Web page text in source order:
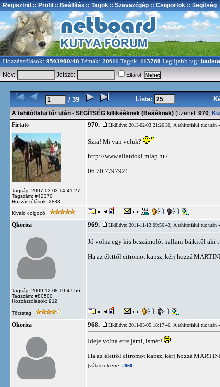
Regisztrál :: Profil :: Beállítás :: Tagok :: Szavazógép :: Csoportok :: Segítség
Hozzászólások: 9503900/48 Témák: 20611 Tagok: 113766 Legújabb tag: batista
Név:
Jelszó: Eltárol
/ 39 Lista:
A tahitótfalui tűz után - SEGÍTSÉG killikééknek (Beáéknak) (üzenet: 970,
Firtató
Tagság: 2007-03-03 14:41:27
Tagszám: #42370
Hozzászólások: 2883
970. Elküldve: 2013-02-03 21:26:30, A tahitótfalui tűz után
Szia! Mi van velük?
http://www.allatdoki.mlap.hu/
06 70 7797921
Kiváló dolgozó
Qkorica
Tagság: 2009-12-08 19:47:56
Tagszám: #80500
Hozzászólások: 912
969. Elküldve: 2011-11-13 09:56:43, A tahitótfalui tűz után
Jó volna egy kis beszámolót hallani bárkitől aki
Ha az élettől citromot kapsz, kérj hozzá
Törzstag
Qkorica 968. Elküldve: 2011-03-05 18:17:46, A tahitótfalui tűz után
Ideje volna erre járni, ismét!
Ha az élettől citromot kapsz, kérj hozzá
[válaszok erre: #969]